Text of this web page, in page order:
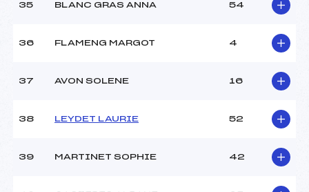
35 BLANC GRAS ANNA 54
36 FLAMENG MARGOT 4
37 AVON SOLENE 16
38 LEYDET LAURIE 52
39 MARTINET SOPHIE 42